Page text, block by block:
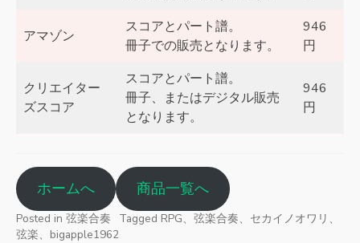
アマゾン
スコアとパート譜。
冊子での販売となります。
946
円
クリエイター
ズスコア
スコアとパート譜。
冊子、またはデジタル販売
となります。
946
円
ホームへ 商品一覧へ
Posted in 弦楽合奏 Tagged RPG、弦楽合奏、セカイノオワリ、
弦楽、bigapple1962